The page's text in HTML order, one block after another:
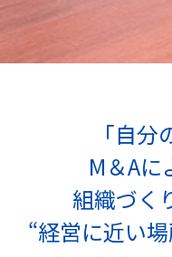
「自
M＆A
組織づく
“経営に近い